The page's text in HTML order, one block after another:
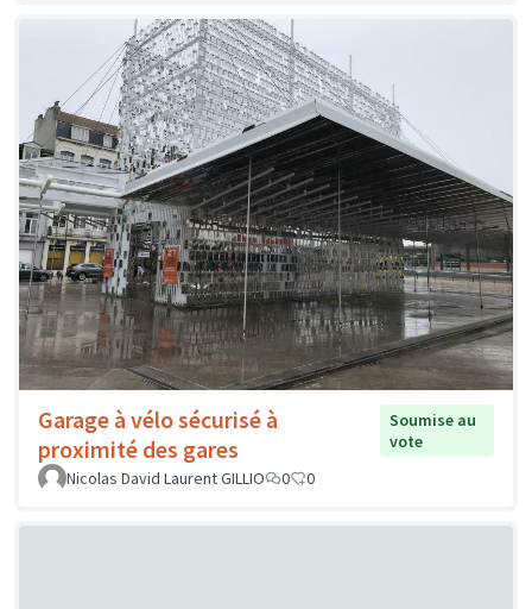
Garage à vélo sécurisé à
proximité des gares
Soumise au
vote
Nicolas David Laurent GILLIO
0 0